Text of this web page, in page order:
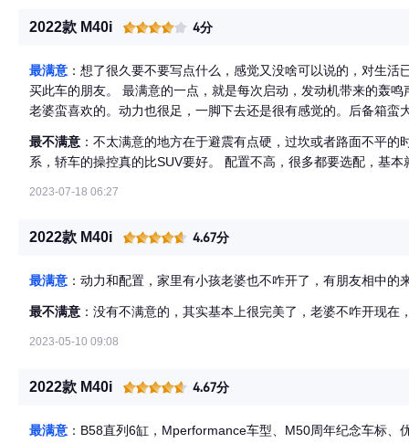
2022款 M40i 4分
最满意 ：想了很久要不要写点什么，感觉又没啥可以说的，对生
买此车的朋友。 最满意的一点，就是每次启动，发动机带来的轰
老婆蛮喜欢的。动力也很足，一脚下去还是很有感觉的。后备箱蛮
最不满意 ：不太满意的地方在于避震有点硬，过坎或者路面不平
系，轿车的操控真的比SUV要好。 配置不高，很多都要选配，基本
2023-07-18 06:27
2022款 M40i 4.67分
最满意 ：动力和配置，家里有小孩老婆也不咋开了，有朋友相中的
最不满意 ：没有不满意的，其实基本上很完美了，老婆不咋开现在
2023-05-10 09:08
2022款 M40i 4.67分
最满意 ：B58直列6缸，Mperformance车型、M50周年纪念车标、